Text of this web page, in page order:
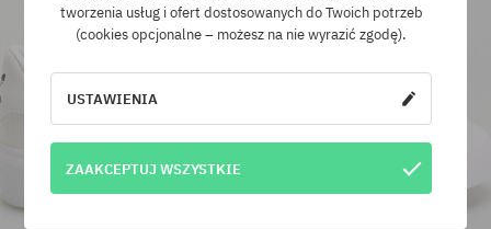
tworzenia usług i ofert dostosowanych do Twoich potrzeb
(cookies opcjonalne – możesz na nie wyrazić zgodę).
USTAWIENIA
ZAAKCEPTUJ WSZYSTKIE